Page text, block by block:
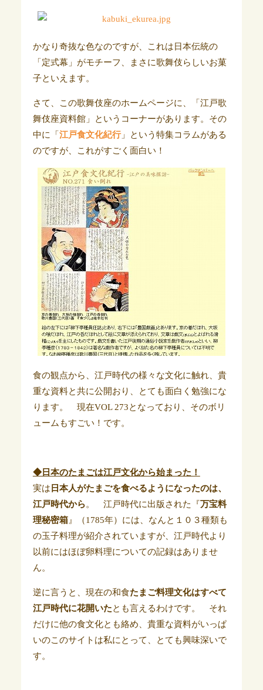
かなり奇抜な色なのですが、これは日本伝統の
「定式幕」がモチーフ、まさに歌舞伎らしいお菓
子といえます。
さて、この歌舞伎座のホームページに、「江戸歌
舞伎座資料館」というコーナーがあります。その
中に「 江戸食文化紀行」という特集コラムがある
のですが、
これがすごく面白い！
食の観点から、江戸時代の様々な文化に触れ、貴
重な資料と共に公開おり、とても面白く勉強にな
ります。 現在VOL 273となっており、そのボリ
ュームもすごい！です。
◆日本のたまごは江戸文化から始まった！
実は 日本人がたまごを食べるようになったのは、
江戸時代から。 江戸時代に出版された『万宝料
理秘密箱』（1785年）には、なんと１０３種類も
の玉子料理が紹介されていますが、江戸時代より
以前にはほぼ卵料理についての記録はありませ
ん。
逆に言うと、現在の和食たまご料理文化はすべて
江戸時代に花開いたとも言えるわけです。 それ
だけに他の食文化とも絡め、貴重な資料がいっぱ
いのこのサイトは私にとって、とても興味深いで
す。